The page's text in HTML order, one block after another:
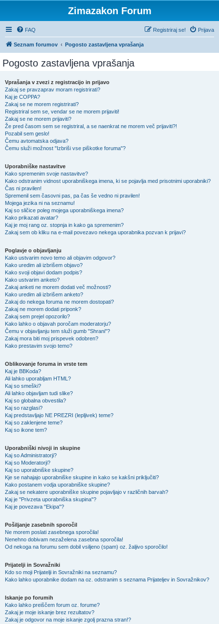
Zimazakon Forum
FAQ Prijava
Registriraj se!
Seznam forumov Pogosto zastavljena vprašanja
Pogosto zastavljena vprašanja
Vprašanja v zvezi z registracijo in prijavo
Zakaj se pravzaprav moram registrirati?
Kaj je COPPA?
Zakaj se ne morem registrirati?
Registriral sem se, vendar se ne morem prijaviti!
Zakaj se ne morem prijaviti?
Že pred časom sem se registriral, a se naenkrat ne morem več prijaviti?!
Pozabil sem geslo!
Čemu avtomatska odjava?
Čemu služi možnost "Izbriši vse piškotke foruma"?
Uporabniške nastavitve
Kako spremenim svoje nastavitve?
Kako odstranim vidnost uporabniškega imena, ki se pojavlja med prisotnimi uporabniki?
Čas ni pravilen!
Spremenil sem časovni pas, pa čas še vedno ni pravilen!
Mojega jezika ni na seznamu!
Kaj so sličice poleg mojega uporabniškega imena?
Kako prikazati avatar?
Kaj je moj rang oz. stopnja in kako ga spremenim?
Zakaj sem ob kliku na e-mail povezavo nekega uporabnika pozvan k prijavi?
Poglavje o objavljanju
Kako ustvarim novo temo ali objavim odgovor?
Kako uredim ali izbrišem objavo?
Kako svoji objavi dodam podpis?
Kako ustvarim anketo?
Zakaj anketi ne morem dodati več možnosti?
Kako uredim ali izbrišem anketo?
Zakaj do nekega foruma ne morem dostopati?
Zakaj ne morem dodati priponk?
Zakaj sem prejel opozorilo?
Kako lahko o objavah poročam moderatorju?
Čemu v objavljanju tem služi gumb "Shrani"?
Zakaj mora biti moj prispevek odobren?
Kako prestavim svojo temo?
Oblikovanje foruma in vrste tem
Kaj je BBKoda?
Ali lahko uporabljam HTML?
Kaj so smeški?
Ali lahko objavljam tudi slike?
Kaj so globalna obvestila?
Kaj so razglasi?
Kaj predstavljajo NE PREZRI (lepljivek) teme?
Kaj so zaklenjene teme?
Kaj so ikone tem?
Uporabniški nivoji in skupine
Kaj so Administratorji?
Kaj so Moderatorji?
Kaj so uporabniške skupine?
Kje se nahajajo uporabniške skupine in kako se kakšni priključiti?
Kako postanem vodja uporabniške skupine?
Zakaj se nekatere uporabniške skupine pojavljajo v različnih barvah?
Kaj je "Privzeta uporabniška skupina"?
Kaj je povezava "Ekipa"?
Pošiljanje zasebnih sporočil
Ne morem poslati zasebnega sporočila!
Nenehno dobivam nezaželena zasebna sporočila!
Od nekoga na forumu sem dobil vsiljeno (spam) oz. žaljivo sporočilo!
Prijatelji in Sovražniki
Kdo so moji Prijatelji in Sovražniki na seznamu?
Kako lahko uporabnike dodam na oz. odstranim s seznama Prijateljev in Sovražnikov?
Iskanje po forumih
Kako lahko preiščem forum oz. forume?
Zakaj je moje iskanje brez rezultatov?
Zakaj je odgovor na moje iskanje zgolj prazna stran!?